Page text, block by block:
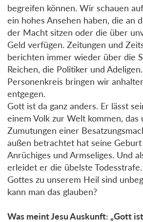
begreifen können. Wir schauen
ein hohes Ansehen haben, die an
der Macht sitzen oder die über
Geld verfügen. Zeitungen und
berichten immer wieder über die
Reichen, die Politiker und
Personenkreis bringen wir
entgegen.
Gott ist da ganz anders. Er lässt
einem Volk zur Welt kommen, das
Zumutungen einer
außen betrachtet hat seine
Anrüchiges und Armseliges. Und
erleidet er die übelste
Gottes zu unserem Heil sind
kann man das glauben?
Was meint Jesu Auskunft: „Gott